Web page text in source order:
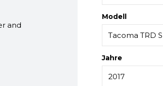
and
Modell
Jahre